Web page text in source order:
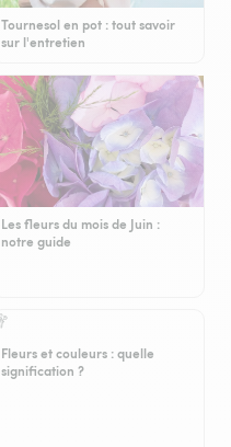
Tournesol en pot : tout savoir
sur l'entretien
Les fleurs du mois de Juin :
notre guide
Fleurs et couleurs : quelle
signification ?